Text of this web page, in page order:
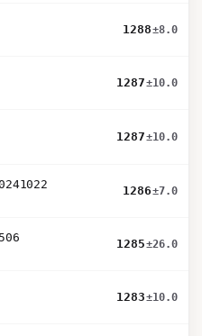
1288±8.0
1287±10.0
1287±10.0
1286±7.0
1285±26.0
1283±10.0